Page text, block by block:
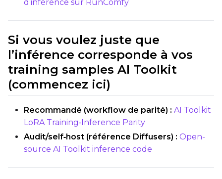
d’inférence sur RunComfy
Si vous voulez juste que
l’inférence corresponde à vos
training samples AI Toolkit
(commencez ici)
Recommandé (workflow de parité) : AI Toolkit
LoRA Training‑Inference Parity
Audit/self‑host (référence Diffusers) : Open-
source AI Toolkit inference code